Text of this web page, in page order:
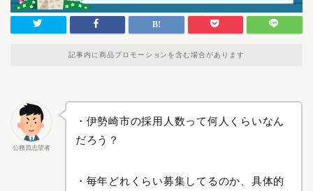
記事内に商品プロモーションを含む場合があります
公務員志望者
・伊勢崎市の採用人数って何人くらいなん
だろう？
・毎年どれくらい募集してるのか、具体的